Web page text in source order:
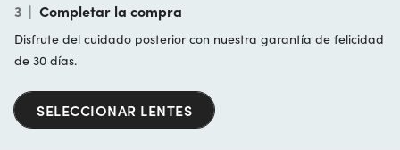
3 | Completar la compra
Disfrute del cuidado posterior con nuestra garantía de felicidad
de 30 días.
SELECCIONAR LENTES